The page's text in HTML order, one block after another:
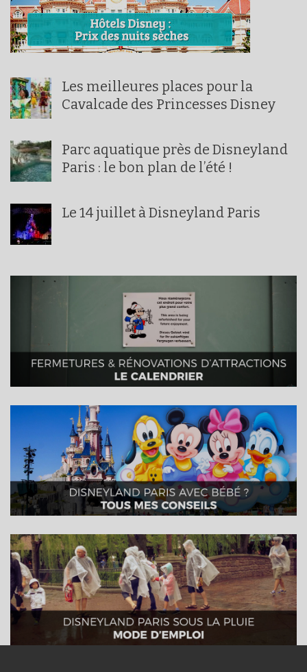
Les meilleures places pour la
Cavalcade des Princesses Disney
Parc aquatique près de Disneyland
Paris : le bon plan de l’été !
Le 14 juillet à Disneyland Paris